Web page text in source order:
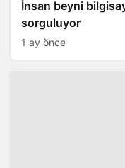
İnsan beyni
sorguluyor
1 ay önce